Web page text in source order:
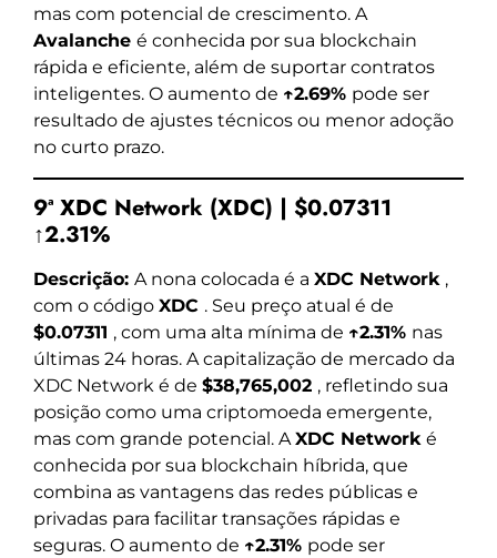
mas com potencial de crescimento. A
Avalanche é conhecida por sua blockchain
rápida e eficiente, além de suportar contratos
inteligentes. O aumento de ↑2.69% pode ser
resultado de ajustes técnicos ou menor adoção
no curto prazo.
9ª XDC Network (XDC) | $0.07311
↑2.31%
Descrição: A nona colocada é a XDC Network ,
com o código XDC . Seu preço atual é de
$0.07311 , com uma alta mínima de ↑2.31% nas
últimas 24 horas. A capitalização de mercado da
XDC Network é de $38,765,002 , refletindo sua
posição como uma criptomoeda emergente,
mas com grande potencial. AXDC Network é
conhecida por sua blockchain híbrida, que
combina as vantagens das redes públicas e
privadas para facilitar transações rápidas e
seguras. O aumento de ↑2.31% pode ser